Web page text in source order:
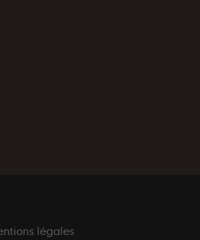
légales